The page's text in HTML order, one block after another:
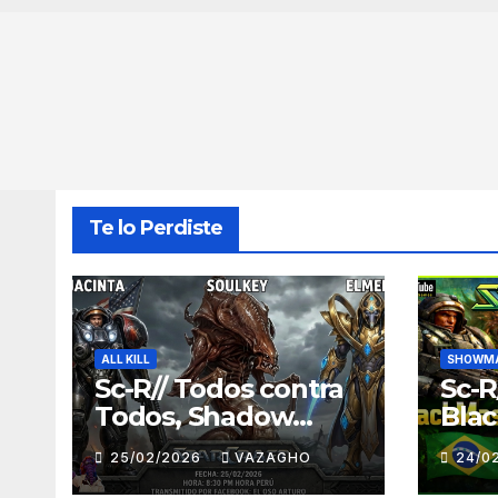
Te lo Perdiste
ALL KILL
Sc-R// Todos contra
Todos, Shadow
Team
25/02/2026 VAZAGHO
Sc-
24/